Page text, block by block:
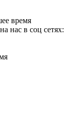
время
нас в соц сетях: